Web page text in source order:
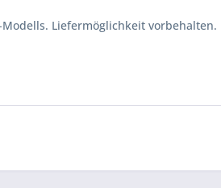
Liefermöglichkeit vorbehalten.